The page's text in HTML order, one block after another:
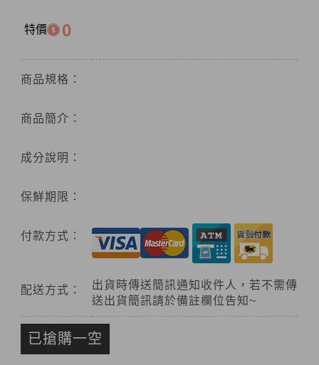
特價 0
商品規格：
商品簡介：
成分說明：
保鮮期限：
付款方式：
配送方式：
出貨時傳送簡訊通知收件人，若不需傳
送出貨簡訊請於備註欄位告知~
已搶購一空